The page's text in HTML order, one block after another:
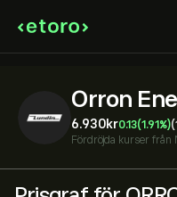
Orron
6.930‎kr‎0.13(1.91%)
Fördröjda kurser från